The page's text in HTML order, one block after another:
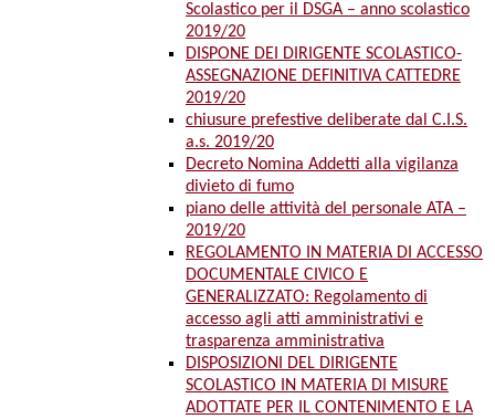
Scolastico per il DSGA – anno scolastico
2019/20
DISPONE DEI DIRIGENTE SCOLASTICO-
ASSEGNAZIONE DEFINITIVA CATTEDRE
2019/20
chiusure prefestive deliberate dal C.I.S.
a.s. 2019/20
Decreto Nomina Addetti alla vigilanza
divieto di fumo
piano delle attività del personale ATA –
2019/20
REGOLAMENTO IN MATERIA DI ACCESSO
DOCUMENTALE CIVICO E
GENERALIZZATO: Regolamento di
accesso agli atti amministrativi e
trasparenza amministrativa
DISPOSIZIONI DEL DIRIGENTE
SCOLASTICO IN MATERIA DI MISURE
ADOTTATE PER IL CONTENIMENTO E LA